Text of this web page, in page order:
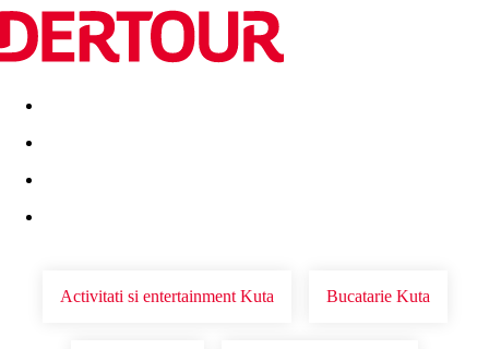
Destinatii Vacanta perfecta OFERTE DE NERATAT
Activitati si entertainment Kuta Bucatarie Kuta